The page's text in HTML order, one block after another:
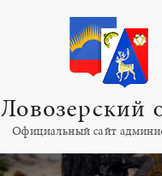
Ловозерский
Официальный сайт